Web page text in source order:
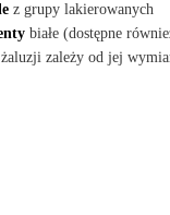
z grupy lakierowanych
białe (dostępne
żaluzji zależy od jej